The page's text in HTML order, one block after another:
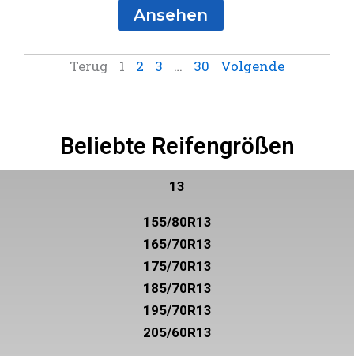
Ansehen
Terug 1 2 3 … 30 Volgende
Beliebte Reifengrößen
13
155/80R13
165/70R13
175/70R13
185/70R13
195/70R13
205/60R13